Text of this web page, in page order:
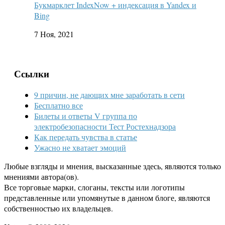
Букмарклет IndexNow + индексация в Yandex и
Bing
7 Ноя, 2021
Ссылки
9 причин, не дающих мне заработать в сети
Бесплатно все
Билеты и ответы V группа по
электробезопасности Тест Ростехнадзора
Как передать чувства в статье
Ужасно не хватает эмоций
Любые взгляды и мнения, высказанные здесь, являются только
мнениями автора(ов).
Все торговые марки, слоганы, тексты или логотипы
представленные или упомянутые в данном блоге, являются
собственностью их владельцев.